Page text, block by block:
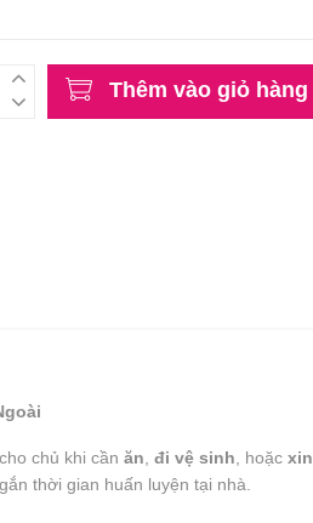
Thêm vào giỏ hàng
chủ khi cần ăn đi vệ sinh , hoặc xin
thời gian huấn luyện tại nhà.